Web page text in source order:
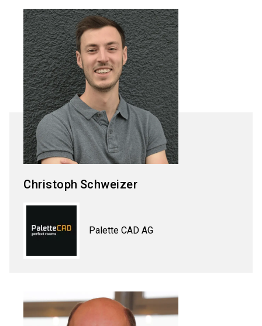
Christoph Schweizer
Palette CAD AG